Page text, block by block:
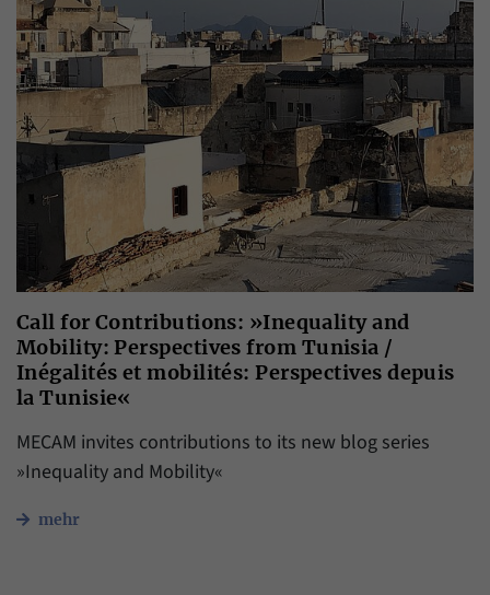
Call for Contributions: »Inequality and
Mobility: Perspectives from Tunisia /
Inégalités et mobilités: Perspectives depuis
la Tunisie«
MECAM invites contributions to its new blog series
»Inequality and Mobility«
mehr